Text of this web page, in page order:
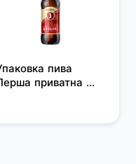
пива
приватна
0.5 л x 20 шт.